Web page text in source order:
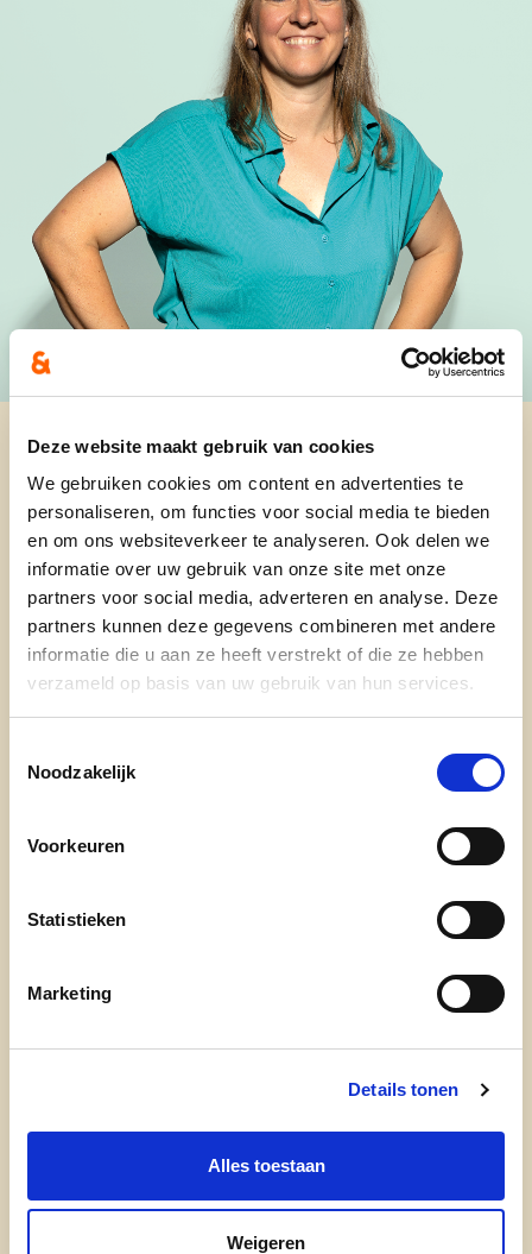
Deze website maakt gebruik van cookies
We gebruiken cookies om content en advertenties te
personaliseren, om functies voor social media te bieden
en om ons websiteverkeer te analyseren. Ook delen we
informatie over uw gebruik van onze site met onze
partners voor social media, adverteren en analyse. Deze
partners kunnen deze gegevens combineren met andere
informatie die u aan ze heeft verstrekt of die ze hebben
verzameld op basis van uw gebruik van hun services.
Noodzakelijk
Voorkeuren
Statistieken
Marketing
Details tonen
Alles toestaan
Weigeren
36 jaar
Parkoever 20
Getrouwd met Jan Baetens, mama van Griet
en Toon
Lector Orthopedagogie aan UCLL
Schepen van jeugd en gezin en voorzitter van
het Bijzonder Comité van de Sociale Dienst
uitstapjes met de mobilhome, lopen en koken
Centrum
meest kwetsbaren, en dat wil ik ook voor Pelt. Of
het nu gaat om kinderen of mensen in financiële
moeilijkheden, ik wil er zijn voor wie het nodig
"Voor elk kind, voor elk gezin – Pelt is voor mij
de plek waar iedereen meetelt! Niemand hoeft
zich alleen te voelen."